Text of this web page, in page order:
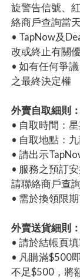
旋警告信號、
絡商戶查詢當
• TapNow及
改或終止有關
• 如有任何爭
之最終決定權
外賣自取細則：
• 自取時間：
• 自取地點：
• 請出示
• 服務之預訂
請聯絡商戶查詢
• 需於換領限
外賣送貨細則：
• 請於結帳頁
• 凡購滿$500
不足$500，將